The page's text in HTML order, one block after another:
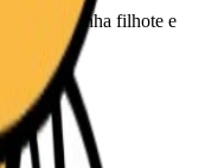
com a minha filhote e